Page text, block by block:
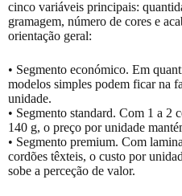
cinco variáveis principais:
gramagem, número de cores e
orientação geral:
• Segmento económico. Em
modelos simples podem ficar na
unidade.
• Segmento standard. Com 1 a 2
140 g, o preço por unidade
• Segmento premium. Com
cordões têxteis, o custo por
sobe a perceção de valor.